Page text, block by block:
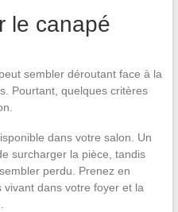
le canapé
sembler déroutant face à la
Pourtant, quelques critères
dans votre salon. Un
surcharger la pièce, tandis
perdu. Prenez en
dans votre foyer et la